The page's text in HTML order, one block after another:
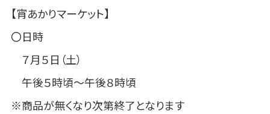
【宵あかりマーケット】
〇日時
７月５日（土）
午後５時頃～午後８時頃
※商品が無くなり次第終了となります